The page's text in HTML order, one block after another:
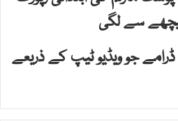
سے لگی
ڈرامے جو ویڈیو ٹیپ کے ذریعے